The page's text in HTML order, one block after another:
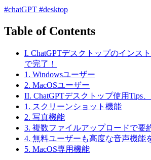
#chatGPT #desktop
Table of Contents
I. ChatGPTデスクトップのインス
で完了！
1. Windowsユーザー
2. MacOSユーザー
II. ChatGPTデスクトップ使用Tips
1. スクリーンショット機能
2. 写真機能
3. 複数ファイルアップロードで要
4. 無料ユーザーも高度な音声機能
5. MacOS専用機能